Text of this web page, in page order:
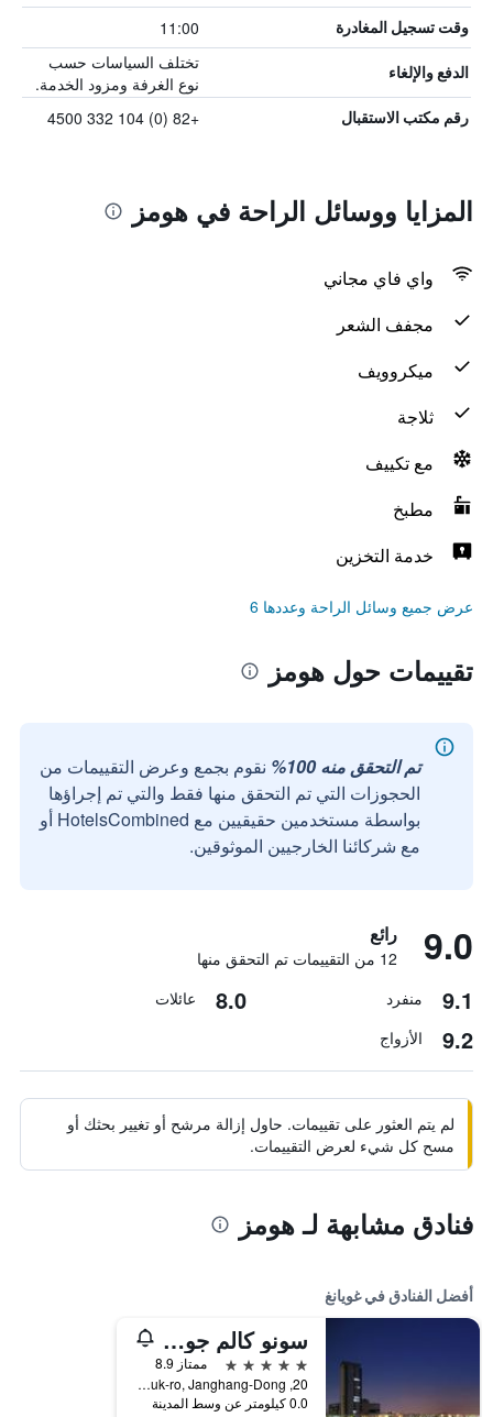
وقت تسجيل المغادرة 11:00
الدفع والإلغاء
تختلف السياسات حسب
نوع الغرفة ومزود الخدمة.
رقم مكتب الاستقبال +82 (0) 104 332 4500
المزايا ووسائل الراحة في هومز
واي فاي مجاني
مجفف الشعر
ميكروويف
ثلاجة
مع تكييف
مطبخ
خدمة التخزين
عرض جميع وسائل الراحة وعددها 6
تقييمات حول هومز
تم التحقق منه 100%
نقوم بجمع وعرض التقييمات من
الحجوزات التي تم التحقق منها فقط والتي تم إجراؤها
بواسطة مستخدمين حقيقيين مع HotelsCombined أو
مع شركائنا الخارجيين الموثوقين.
9.0 رائع
12 من التقييمات تم التحقق منها
9.1 منفرد 8.0 عائلات
9.2 الأزواج
لم يتم العثور على تقييمات. حاول إزالة مرشح أو تغيير بحثك أو
مسح كل شيء لعرض التقييمات.
فنادق مشابهة لـ هومز
أفضل الفنادق في غويانغ
سونو كالم جويانج
5 نجوم
ممتاز 8.9
20, Taegeuk-ro, Janghang-Dong, غويانغ, كوريا الجنوبية
0.0 كيلومتر عن وسط المدينة